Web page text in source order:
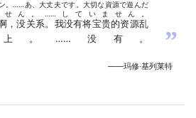
，没关系。我没有将宝贵的资源乱
。……没有。
。……あ、大丈夫です。大切な資源で遊んだ
せん。……していません。
”
——玛修·基列莱特